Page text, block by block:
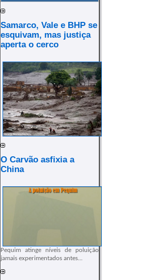
Samarco, Vale e BHP se
esquivam, mas justiça
aperta o cerco
O Carvão asfixia a
China
Pequim atinge níveis de poluição
jamais experimentados antes...